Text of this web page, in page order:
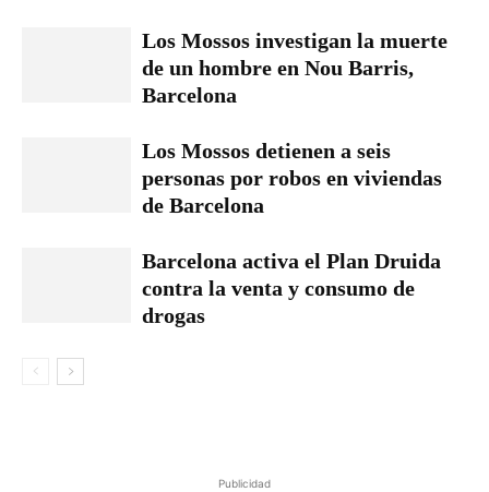
Los Mossos investigan la muerte
de un hombre en Nou Barris,
Barcelona
Los Mossos detienen a seis
personas por robos en viviendas
de Barcelona
Barcelona activa el Plan Druida
contra la venta y consumo de
drogas
Publicidad